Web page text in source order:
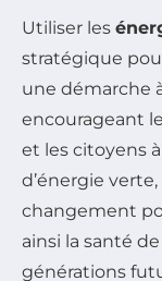
Utiliser les
stratégique
une démarche
encourageant
et les citoyens
d’énergie
changement
ainsi la santé
générations